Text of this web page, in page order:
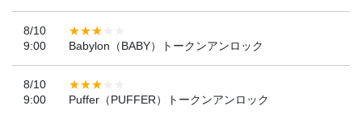
8/10
9:00
Babylon（BABY）トークンアンロック
8/10
9:00
Puffer（PUFFER）トークンアンロック